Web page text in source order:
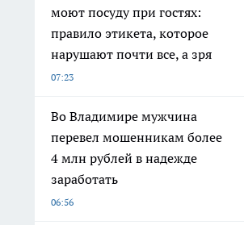
моют посуду при гостях:
правило этикета, которое
нарушают почти все, а зря
07:23
Во Владимире мужчина
перевел мошенникам более
4 млн рублей в надежде
заработать
06:56